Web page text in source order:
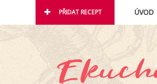
PŘIDAT RECEPT ÚVOD